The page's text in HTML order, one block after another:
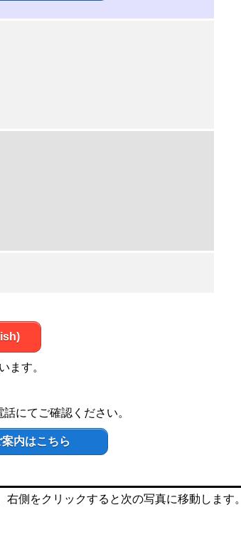
ます。
にてご確認ください。
内はこちら
側をクリックすると次の写真に移動します。